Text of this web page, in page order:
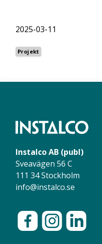
2025-03-11
Projekt
Instalco AB (publ)
Sveavägen 56 C
111 34 Stockholm
info@instalco.se